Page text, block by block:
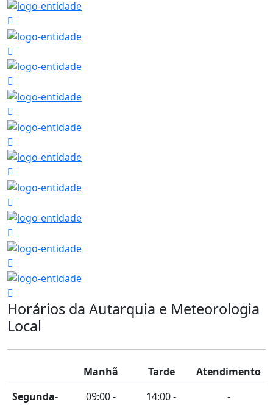
Horários da Autarquia e Meteorologia
Local
Manhã Tarde
Atendimento
Segunda-
09:00 -
14:00 -
-